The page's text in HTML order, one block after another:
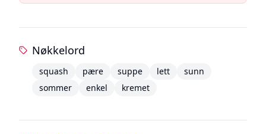
Nøkkelord
squash pære suppe lett
sunn
sommer
enkel kremet